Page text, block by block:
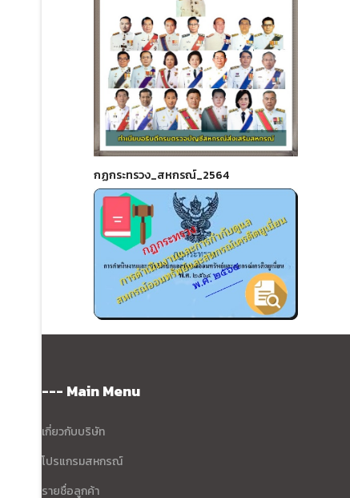
กฏกระทรวง_สหกรณ์_2564
--- Main Menu
เกี่ยวกับบริษัท
โปรแกรมสหกรณ์
รายชื่อลูกค้า